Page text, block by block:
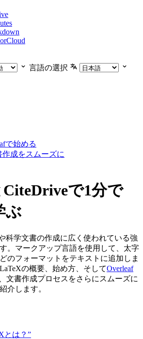
言語の選択
で始める
作成をスムーズに
で1分で
ぶ
科学文書の作成に広く使われている強
。マークアップ言語を使用して、太字
のフォーマットをテキストに追加しま
の概要、始め方、そしてOverleaf
文書作成プロセスをさらにスムーズに
介します。
とは？”